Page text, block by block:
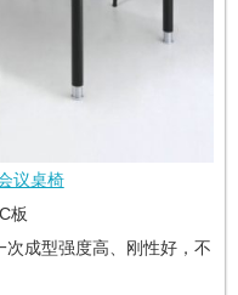
议桌椅
板
成型强度高、刚性好，不